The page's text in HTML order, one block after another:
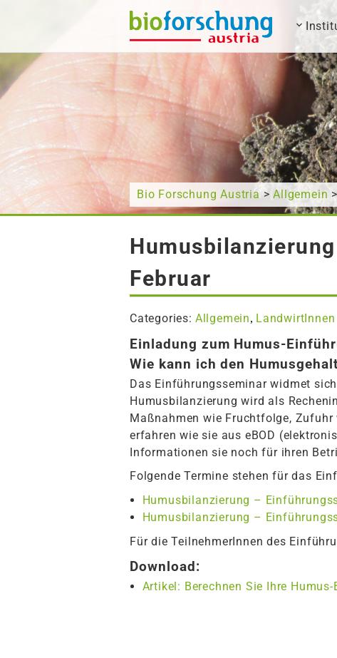
What are you looking for?
Bio Forschung Austria>Allgemein
Februar
Categories: Allgemein, LandwirtInnen
Einladung zum Humus-
Wie kann ich den
Das Einführungsseminar widmet
Humusbilanzierung wird als
Maßnahmen wie Fruchtfolge, Zufuhr
erfahren wie sie aus eBOD
Informationen sie noch für ihren
Folgende Termine stehen für das
Humusbilanzierung –
Humusbilanzierung –
Für die TeilnehmerInnen des
Download:
Artikel: Berechnen Sie Ihre